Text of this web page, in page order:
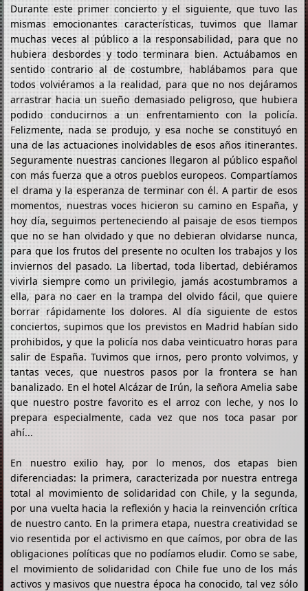
Durante este primer concierto y el siguiente, que tuvo las
mismas emocionantes características, tuvimos que llamar
muchas veces al público a la responsabilidad, para que no
hubiera desbordes y todo terminara bien. Actuábamos en
sentido contrario al de costumbre, hablábamos para que
todos volviéramos a la realidad, para que no nos dejáramos
arrastrar hacia un sueño demasiado peligroso, que hubiera
podido conducirnos a un enfrentamiento con la policía.
Felizmente, nada se produjo, y esa noche se constituyó en
una de las actuaciones inolvidables de esos años itinerantes.
Seguramente nuestras canciones llegaron al público español
con más fuerza que a otros pueblos europeos. Compartíamos
el drama y la esperanza de terminar con él. A partir de esos
momentos, nuestras voces hicieron su camino en España, y
hoy día, seguimos perteneciendo al paisaje de esos tiempos
que no se han olvidado y que no debieran olvidarse nunca,
para que los frutos del presente no oculten los trabajos y los
inviernos del pasado. La libertad, toda libertad, debiéramos
vivirla siempre como un privilegio, jamás acostumbramos a
ella, para no caer en la trampa del olvido fácil, que quiere
borrar rápidamente los dolores. Al día siguiente de estos
conciertos, supimos que los previstos en Madrid habían sido
prohibidos, y que la policía nos daba veinticuatro horas para
salir de España. Tuvimos que irnos, pero pronto volvimos, y
tantas veces, que nuestros pasos por la frontera se han
banalizado. En el hotel Alcázar de Irún, la señora Amelia sabe
que nuestro postre favorito es el arroz con leche, y nos lo
prepara especialmente, cada vez que nos toca pasar por
ahí...
En nuestro exilio hay, por lo menos, dos etapas bien
diferenciadas: la primera, caracterizada por nuestra entrega
total al movimiento de solidaridad con Chile, y la segunda,
por una vuelta hacia la reflexión y hacia la reinvención crítica
de nuestro canto. En la primera etapa, nuestra creatividad se
vio resentida por el activismo en que caímos, por obra de las
obligaciones políticas que no podíamos eludir. Como se sabe,
el movimiento de solidaridad con Chile fue uno de los más
activos y masivos que nuestra época ha conocido, tal vez sólo